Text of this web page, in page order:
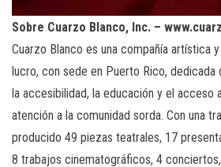
Sobre Cuarzo Blanco, Inc. –
Cuarzo Blanco es una compañía artística
lucro, con sede en Puerto Rico,
la accesibilidad, la educación y el acceso
atención a la comunidad sorda. Con una
producido 49 piezas teatrales, 17
8 trabajos cinematográficos, 4